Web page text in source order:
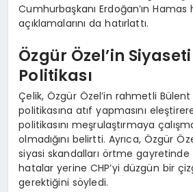
Cumhurbaşkanı Erdoğan’ın Hamas
açıklamalarını da hatırlattı.
Özgür Özel’in
Politikası
Çelik, Özgür Özel’in rahmetli Bülent
politikasına atıf yapmasını
politikasını meşrulaştırmaya
olmadığını belirtti. Ayrıca, Özgür
siyasi skandalları örtme
hatalar yerine CHP’yi düzgün bir
gerektiğini söyledi.